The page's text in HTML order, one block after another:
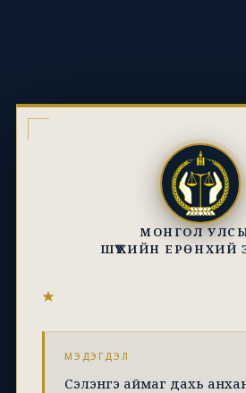
МОНГОЛ
ШҮҮХИЙН ЕРӨНХИЙ
МЭДЭГДЭЛ
Сэлэнгэ аймаг дахь